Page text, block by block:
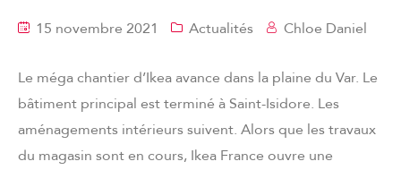
15 novembre 2021 Actualités Chloe Daniel
Le méga chantier d’Ikea avance dans la plaine du Var. Le
bâtiment principal est terminé à Saint-Isidore. Les
aménagements intérieurs suivent. Alors que les travaux
du magasin sont en cours, Ikea France ouvre une